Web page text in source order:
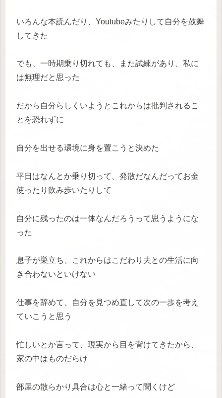
いろんな本読んだり、Youtubeみたりして自分を鼓舞
してきた
でも、一時期乗り切れても、また試練があり、私に
は無理だと思った
だから自分らしくいようとこれからは批判されるこ
とを恐れずに
自分を出せる環境に身を置こうと決めた
平日はなんとか乗り切って、発散だなんだってお金
使ったり飲み歩いたりして
自分に残ったのは一体なんだろうって思うようにな
った
息子が巣立ち、これからはこだわり夫との生活に向
き合わないといけない
仕事を辞めて、自分を見つめ直して次の一歩を考え
ていこうと思う
忙しいとか言って、現実から目を背けてきたから、
家の中はものだらけ
部屋の散らかり具合は心と一緒って聞くけど